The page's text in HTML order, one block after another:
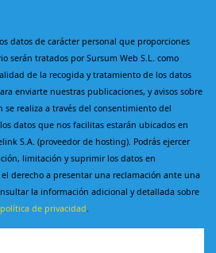
datos de carácter personal que proporciones
serán tratados por Sursum Web S.L. como
de la recogida y tratamiento de los datos
enviarte nuestras publicaciones, y avisos sobre
realiza a través del consentimiento del
datos que nos facilitas estarán ubicados en
S.A. (proveedor de hosting). Podrás ejercer
limitación y suprimir los datos en
derecho a presentar una reclamación ante una
la información adicional y detallada sobre
política de privacidad.